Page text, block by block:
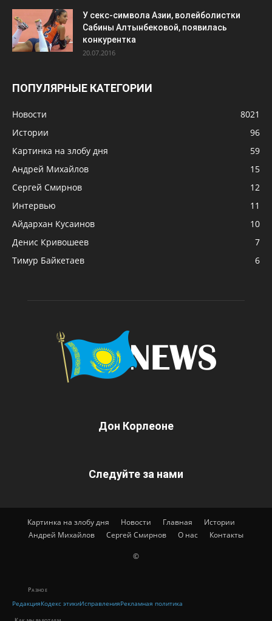
У секс-символа Азии, волейболистки
Сабины Алтынбековой, появилась
конкурентка
20.07.2016
ПОПУЛЯРНЫЕ КАТЕГОРИИ
Новости
8021
Истории
96
Картинка на злобу дня
59
Андрей Михайлов
15
Сергей Смирнов
12
Интервью
11
Айдархан Кусаинов
10
Денис Кривошеев
7
Тимур Байкетаев
6
Дон Корлеоне
Следуйте за нами
Картинка на злобу дня Новости Главная
Истории
Андрей Михайлов
Сергей Смирнов О нас Контакты
©
Разное
РедакцияКодекс этикиИсправленияРекламная политика